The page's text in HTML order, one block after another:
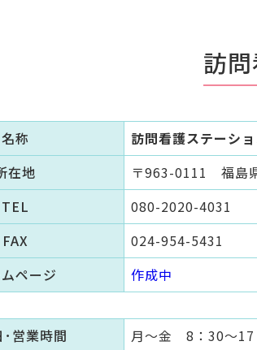
訪
名称
訪問看護ステーシ
在地
〒963-0111 福島
TEL
080-2020-4031
FAX
024-954-5431
ページ
作成中
･営業時間
月～金 8：30～17